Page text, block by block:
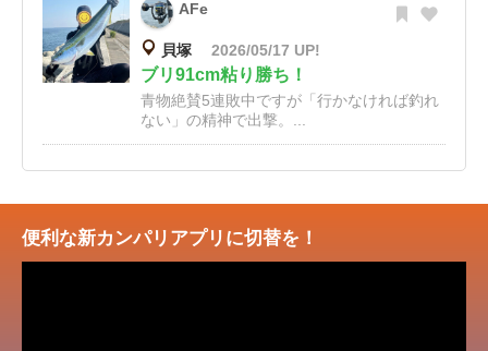
AFe
貝塚 2026/05/17 UP!
ブリ91cm粘り勝ち！
青物絶賛5連敗中ですが「行かなければ釣れ
ない」の精神で出撃。...
便利な新カンパリアプリに切替を！